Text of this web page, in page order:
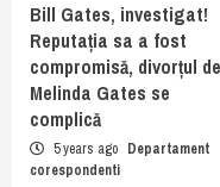
Bill Gates, investigat!
Reputația sa a fost
compromisă, divorțul de
Melinda Gates se
complică
5 years ago Departament
corespondenti